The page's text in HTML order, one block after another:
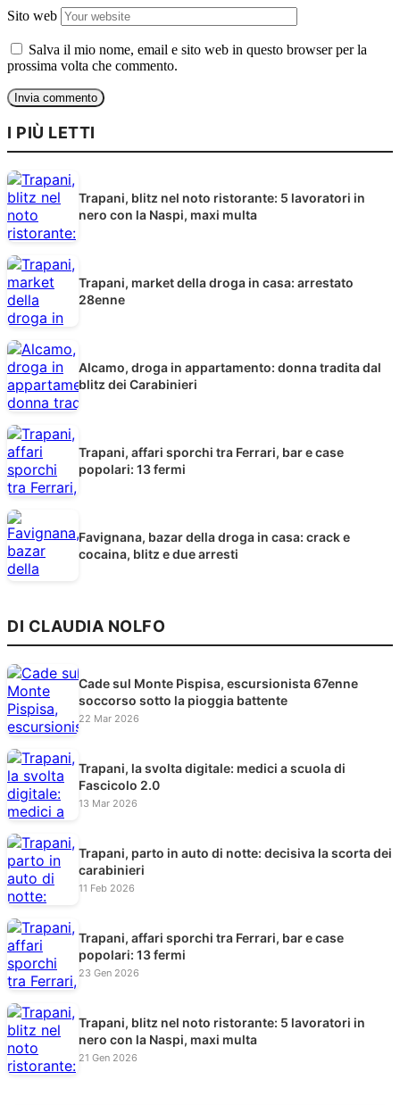
Sito web
Salva il mio nome, email e sito web in questo browser per la
prossima volta che commento.
I PIÙ LETTI
Trapani, blitz nel noto ristorante: 5 lavoratori in
nero con la Naspi, maxi multa
Trapani, market della droga in casa: arrestato
28enne
Alcamo, droga in appartamento: donna tradita dal
blitz dei Carabinieri
Trapani, affari sporchi tra Ferrari, bar e case
popolari: 13 fermi
Favignana, bazar della droga in casa: crack e
cocaina, blitz e due arresti
DI CLAUDIA NOLFO
Cade sul Monte Pispisa, escursionista 67enne
soccorso sotto la pioggia battente
22 Mar 2026
Trapani, la svolta digitale: medici a scuola di
Fascicolo 2.0
13 Mar 2026
Trapani, parto in auto di notte: decisiva la scorta dei
carabinieri
11 Feb 2026
Trapani, affari sporchi tra Ferrari, bar e case
popolari: 13 fermi
23 Gen 2026
Trapani, blitz nel noto ristorante: 5 lavoratori in
nero con la Naspi, maxi multa
21 Gen 2026